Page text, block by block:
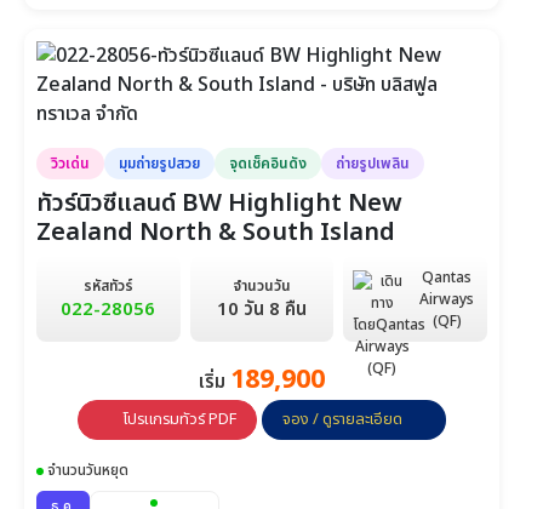
วิวเด่น มุมถ่ายรูปสวย จุดเช็คอินดัง ถ่ายรูปเพลิน
ทัวร์นิวซีแลนด์ BW Highlight New
Zealand North & South Island
รหัสทัวร์
022-28056
จำนวนวัน
10 วัน 8 คืน
Qantas
Airways
(QF)
เริ่ม 189,900
โปรแกรมทัวร์ PDF จอง / ดูรายละเอียด
จำนวนวันหยุด